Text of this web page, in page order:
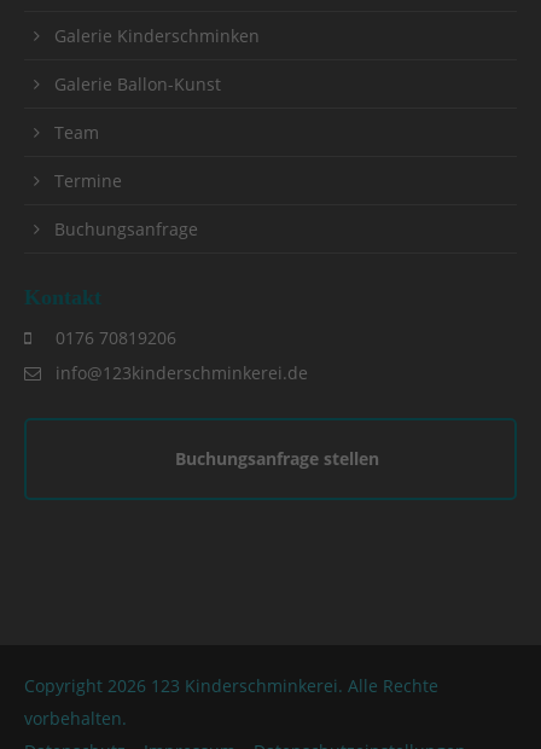
Galerie Kinderschminken
Galerie Ballon-Kunst
Team
Termine
Buchungsanfrage
Kontakt
0176 70819206
info@123kinderschminkerei.de
Buchungsanfrage stellen
Copyright 2026 123 Kinderschminkerei. Alle Rechte
vorbehalten.